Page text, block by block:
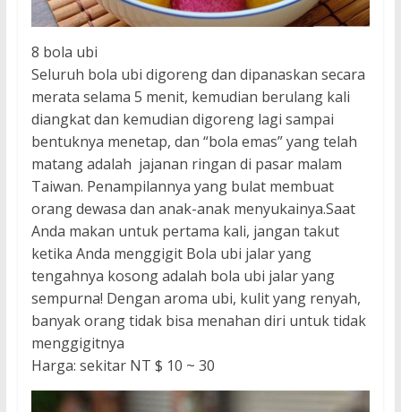
8 bola ubi
Seluruh bola ubi digoreng dan dipanaskan secara
merata selama 5 menit, kemudian berulang kali
diangkat dan kemudian digoreng lagi sampai
bentuknya menetap, dan “bola emas” yang telah
matang adalah jajanan ringan di pasar malam
Taiwan. Penampilannya yang bulat membuat
orang dewasa dan anak-anak menyukainya.Saat
Anda makan untuk pertama kali, jangan takut
ketika Anda menggigit Bola ubi jalar yang
tengahnya kosong adalah bola ubi jalar yang
sempurna! Dengan aroma ubi, kulit yang renyah,
banyak orang tidak bisa menahan diri untuk tidak
menggigitnya
Harga: sekitar NT $ 10 ~ 30